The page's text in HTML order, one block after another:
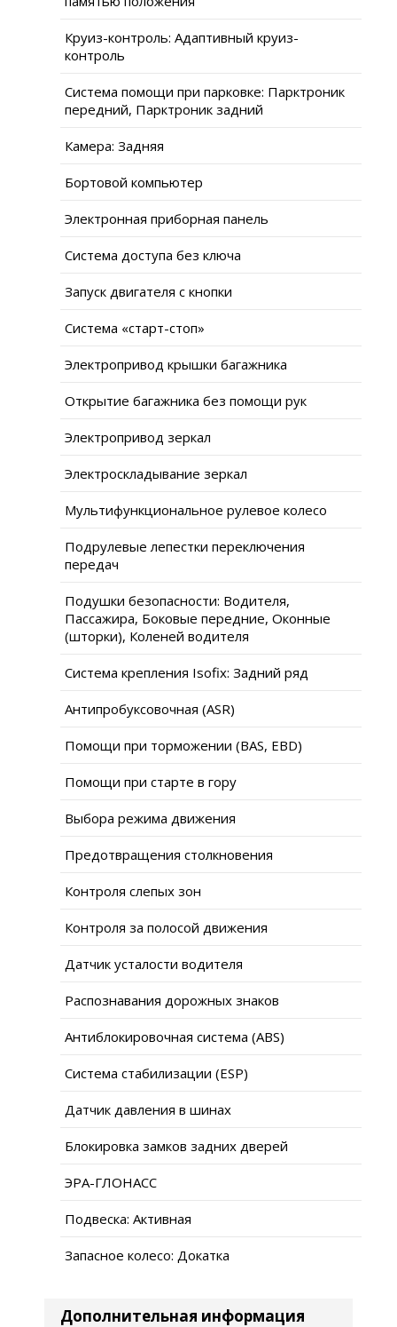
Круиз-контроль: Адаптивный круиз-
контроль
Система помощи при парковке: Парктроник
передний, Парктроник задний
Камера: Задняя
Бортовой компьютер
Электронная приборная панель
Система доступа без ключа
Запуск двигателя с кнопки
Система «старт-стоп»
Электропривод крышки багажника
Открытие багажника без помощи рук
Электропривод зеркал
Электроскладывание зеркал
Мультифункциональное рулевое колесо
Подрулевые лепестки переключения
передач
Подушки безопасности: Водителя,
Пассажира, Боковые передние, Оконные
(шторки), Коленей водителя
Система крепления Isofix: Задний ряд
Антипробуксовочная (ASR)
Помощи при торможении (BAS, EBD)
Помощи при старте в гору
Выбора режима движения
Предотвращения столкновения
Контроля слепых зон
Контроля за полосой движения
Датчик усталости водителя
Распознавания дорожных знаков
Антиблокировочная система (ABS)
Система стабилизации (ESP)
Датчик давления в шинах
Блокировка замков задних дверей
ЭРА-ГЛОНАСС
Подвеска: Активная
Запасное колесо: Докатка
Дополнительная информация